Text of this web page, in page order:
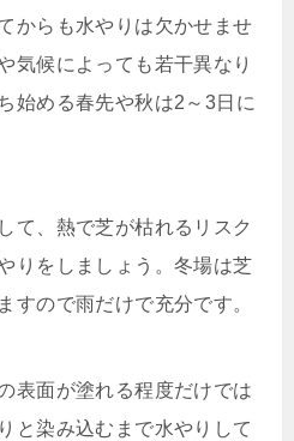
からも水やりは欠かせませ
気候によっても若干異なり
始める春先や秋は2 ～ 3日に
て、熱で芝が枯れるリスク
りをしましょう。冬場は芝
すので雨だけで充分です。
表面が塗れる程度だけでは
と染み込むまで水やりして